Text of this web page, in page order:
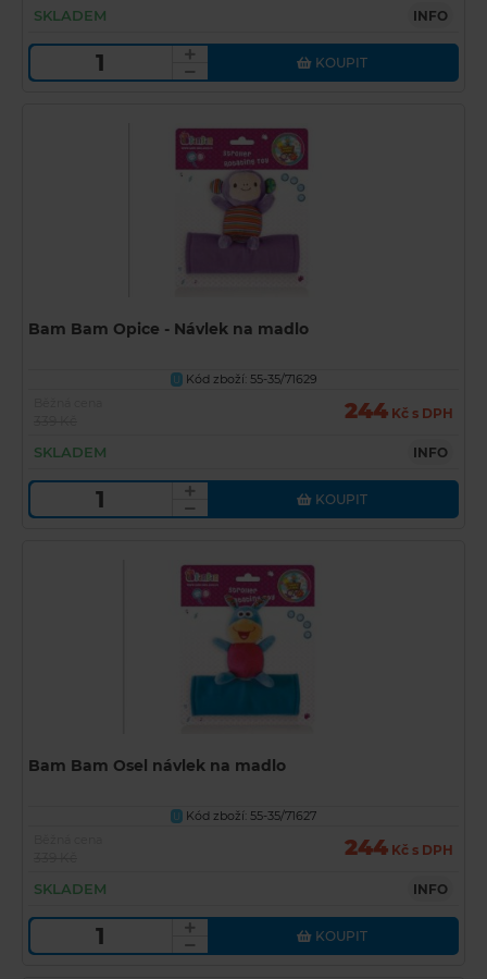
SKLADEM INFO
KOUPIT
Bam Bam Opice - Návlek na madlo
U Kód zboží: 55-35/71629
244 Kč s DPH
SKLADEM INFO
KOUPIT
Bam Bam Osel návlek na madlo
U
Kód zboží: 55-35/71627
244 Kč s DPH
SKLADEM INFO
KOUPIT